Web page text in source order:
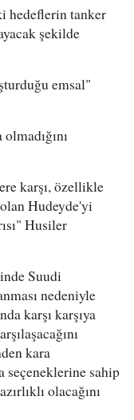
hedeflerin tanker
şekilde
emsal"
karşı, özellikle
Hudeyde'yi
Husiler
Suudi
nedeniyle
karşı karşıya
kara
seçeneklerine sahip
olacağını